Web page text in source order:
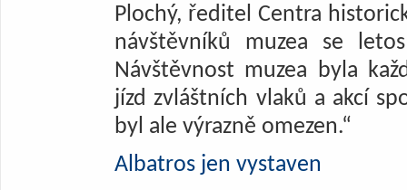
Plochý, ředitel Centra
návštěvníků muzea se
Návštěvnost muzea byla
jízd zvláštních vlaků a akcí
byl ale výrazně omezen.“
Albatros jen vystaven